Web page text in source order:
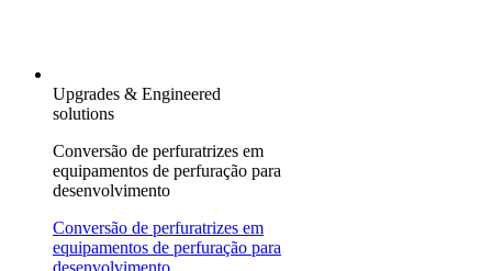
Upgrades & Engineered
solutions
Conversão de perfuratrizes em
equipamentos de perfuração para
desenvolvimento
Conversão de perfuratrizes em
equipamentos de perfuração para